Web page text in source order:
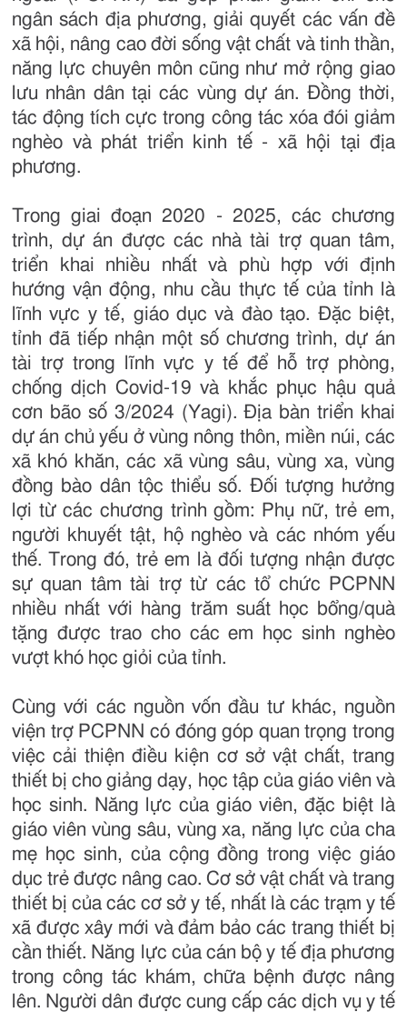
ngân sách địa phương, giải quyết các vấn đề
xã hội, nâng cao đời sống vật chất và tinh thần,
năng lực chuyên môn cũng như mở rộng giao
lưu nhân dân tại các vùng dự án. Đồng thời,
tác động tích cực trong công tác xóa đói giảm
nghèo và phát triển kinh tế - xã hội tại địa
phương.
Trong giai đoạn 2020 - 2025, các chương
trình, dự án được các nhà tài trợ quan tâm,
triển khai nhiều nhất và phù hợp với định
hướng vận động, nhu cầu thực tế của tỉnh là
lĩnh vực y tế, giáo dục và đào tạo. Đặc biệt,
tỉnh đã tiếp nhận một số chương trình, dự án
tài trợ trong lĩnh vực y tế để hỗ trợ phòng,
chống dịch Covid-19 và khắc phục hậu quả
cơn bão số 3/2024 (Yagi). Địa bàn triển khai
dự án chủ yếu ở vùng nông thôn, miền núi, các
xã khó khăn, các xã vùng sâu, vùng xa, vùng
đồng bào dân tộc thiểu số. Đối tượng hưởng
lợi từ các chương trình gồm: Phụ nữ, trẻ em,
người khuyết tật, hộ nghèo và các nhóm yếu
thế. Trong đó, trẻ em là đối tượng nhận được
sự quan tâm tài trợ từ các tổ chức PCPNN
nhiều nhất với hàng trăm suất học bổng/quà
tặng được trao cho các em học sinh nghèo
vượt khó học giỏi của tỉnh.
Cùng với các nguồn vốn đầu tư khác, nguồn
viện trợ PCPNN có đóng góp quan trọng trong
việc cải thiện điều kiện cơ sở vật chất, trang
thiết bị cho giảng dạy, học tập của giáo viên và
học sinh. Năng lực của giáo viên, đặc biệt là
giáo viên vùng sâu, vùng xa, năng lực của cha
mẹ học sinh, của cộng đồng trong việc giáo
dục trẻ được nâng cao. Cơ sở vật chất và trang
thiết bị của các cơ sở y tế, nhất là các trạm y tế
xã được xây mới và đảm bảo các trang thiết bị
cần thiết. Năng lực của cán bộ y tế địa phương
trong công tác khám, chữa bệnh được nâng
lên. Người dân được cung cấp các dịch vụ y tế